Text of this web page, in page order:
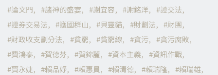
論文門
諸神的盛宴 謝宜容 謝銘洋
證交法
證券交易法
護國群山 貝靈貓 財劃法
財團
財政收支劃分法
貧窮 貧窮線 貪污
貪污腐敗
費鴻泰
賀德芬 賀錦麗 資本主義
資訊作戰
賈永婕
賴品妤 賴惠員 賴清德 賴瑞隆
賴瑞雄